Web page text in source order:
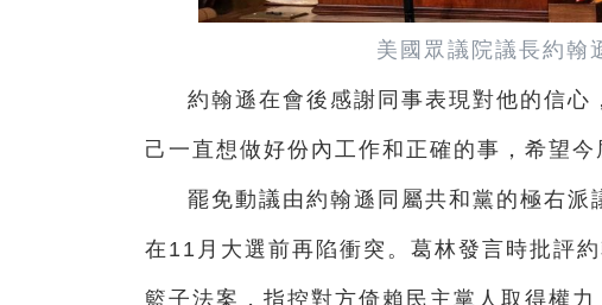
美國眾議院議長約翰
約翰遜在會後感謝同事表現對他的信心
己一直想做好份內工作和正確的事，希望
罷免動議由約翰遜同屬共和黨的極右
在11月大選前再陷衝突。葛林發言時批評
籃子法案，指控對方倚賴民主黨人取得權